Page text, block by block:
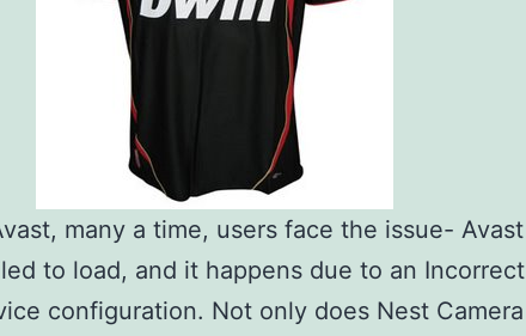
many a time, users face the issue- Avast
to load, and it happens due to an Incorrect
configuration. Not only does Nest Camera